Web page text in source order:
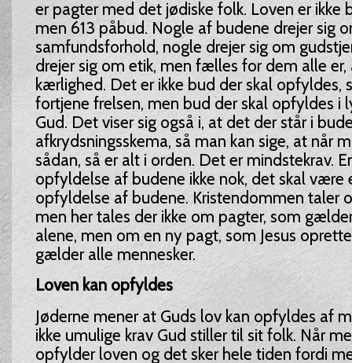
er pagter med det jødiske folk. Loven er ikke
men 613 påbud. Nogle af budene drejer sig
samfundsforhold, nogle drejer sig om
drejer sig om etik, men fælles for dem alle er,
kærlighed. Det er ikke bud der skal opfyldes,
fortjene frelsen, men bud der skal opfyldes i
Gud. Det viser sig også i, at det der står i
afkrydsningsskema, så man kan sige, at når
sådan, så er alt i orden. Det er mindstekrav.
opfyldelse af budene ikke nok, det skal være
opfyldelse af budene. Kristendommen taler
men her tales der ikke om pagter, som
alene, men om en ny pagt, som Jesus
gælder alle mennesker.
Loven kan opfyldes
Jøderne mener at Guds lov kan opfyldes af
ikke umulige krav Gud stiller til sit folk. Når
opfylder loven og det sker hele tiden fordi